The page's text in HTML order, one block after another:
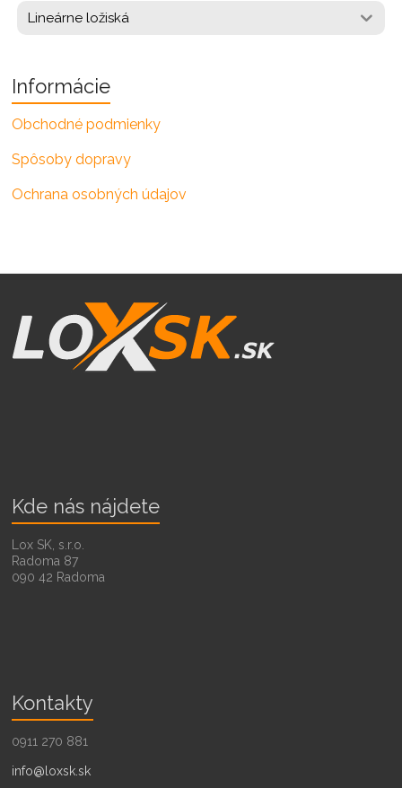
Lineárne ložiská
Informácie
Obchodné podmienky
Spôsoby dopravy
Ochrana osobných údajov
Kde nás nájdete
Lox SK, s.r.o.
Radoma 87
090 42 Radoma
Kontakty
0911 270 881
info@loxsk.sk